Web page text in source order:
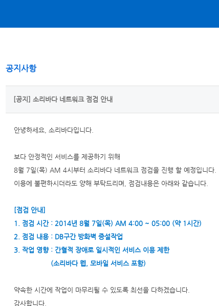
공지사항
[공지] 소리바다 네트워크 점검 안내
안녕하세요, 소리바다입니다.
보다 안정적인 서비스를 제공하기 위해
8월 7일(목) AM 4시부터 소리바다 네트워크 점검을 진행 할 예정입니다.
이용에 불편하시더라도 양해 부탁드리며, 점검내용은 아래와 같습니다.
[점검 안내]
1. 점검 시간 : 2014년 8월 7일(목) AM 4:00 ~ 05:00 (약 1시간)
2. 점검 내용 : DB구간 방화벽 증설작업
3. 작업 영향 : 간혈적 장애로 일시적인 서비스 이용 제한
(소리바다 웹, 모바일 서비스 포함)
약속한 시간에 작업이 마무리될 수 있도록 최선을 다하겠습니다.
감사합니다.